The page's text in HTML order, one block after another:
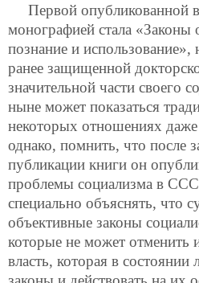
Первой опубликованной
монографией стала «Законы
познание и использование»,
ранее защищенной
значительной части своего
ныне может показаться
некоторых отношениях
однако, помнить, что после
публикации книги он
проблемы социализма в
специально объяснять, что
объективные законы
которые не может отменить
власть, которая в состоянии